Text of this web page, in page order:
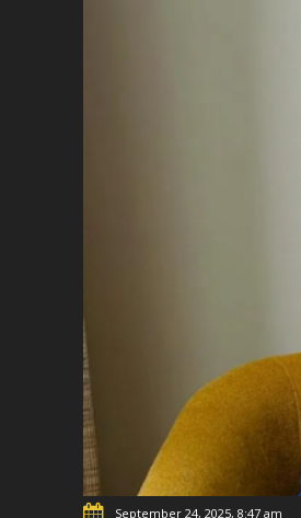
September 24, 2025, 8:47 am